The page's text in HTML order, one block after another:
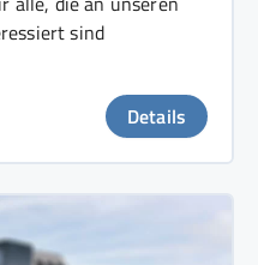
sind
Details